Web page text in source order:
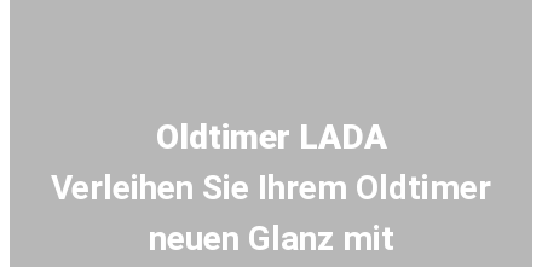
Oldtimer LADA
Verleihen Sie Ihrem Oldtimer
neuen Glanz mit